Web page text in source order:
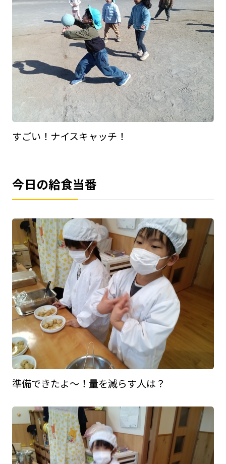
すごい！ナイスキャッチ！
今日の給食当番
準備できたよ～！量を減らす人は？